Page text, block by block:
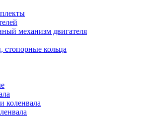
механизм двигателя
кольца
коленвала